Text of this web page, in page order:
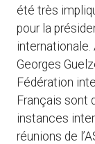
été très
pour la
internationale.
Georges
Fédération
Français sont
instances
réunions de